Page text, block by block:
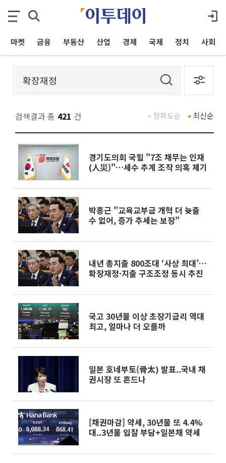
마켓 금융 부동산 산업 경제 국제 정치 사회
검색결과 총 421 건 최신순
정확도순
경기도의회 국힘 "7조 채무는 인재
(人災)"…세수 추계 조작 의혹 제기
박홍근 "교육교부금 개혁 더 늦출
수 없어, 증가 추세는 보장"
내년 총지출 800조대 ‘사상 최대’…
확장재정·지출 구조조정 동시 추진
국고 30년물 이상 초장기금리 역대
최고, 얼마나 더 오를까
일본 호네부토(骨太) 발표..국내 채
권시장 또 흔드나
[채권마감] 약세, 30년물 또 4.4%
대..3년물 입찰 부담+일본채 약세